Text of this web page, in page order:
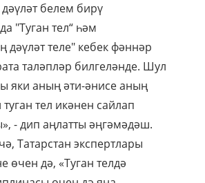
белем бирү
"Туган тел“ һәм
дәүләт теле" кебек фәннәр
таләпләр билгеләнде. Шул
яки аның әти-әнисе аның
тел икәнен сайлап
- дип аңлатты әңгәмәдәш.
Татарстан экспертлары
өчен дә, «Туган телдә